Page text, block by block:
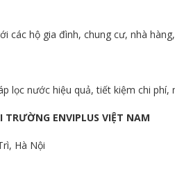
các hộ gia đình, chung cư, nhà
lọc nước hiệu quả, tiết kiệm chi
ENVIPLUS VIỆT NAM
Hà Nội